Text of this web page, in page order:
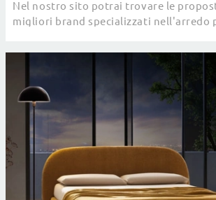
Nel nostro sito potrai trovare le
migliori brand specializzati nell'arredo